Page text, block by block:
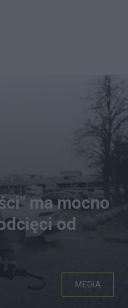
ma mocno
od
MEDIA